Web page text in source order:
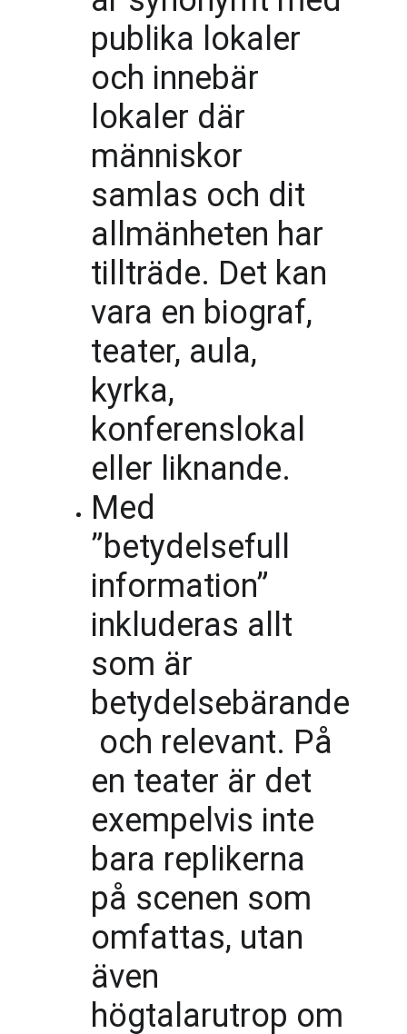
publika lokaler
och innebär
lokaler där
människor
samlas och dit
allmänheten har
tillträde. Det kan
vara en biograf,
teater, aula,
kyrka,
konferenslokal
eller liknande.
Med
”betydelsefull
information”
inkluderas allt
som är
betydelsebärande
och relevant. På
en teater är det
exempelvis inte
bara replikerna
på scenen som
omfattas, utan
även
högtalarutrop om